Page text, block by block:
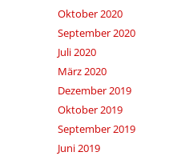
Oktober 2020
September 2020
Juli 2020
März 2020
Dezember 2019
Oktober 2019
September 2019
Juni 2019